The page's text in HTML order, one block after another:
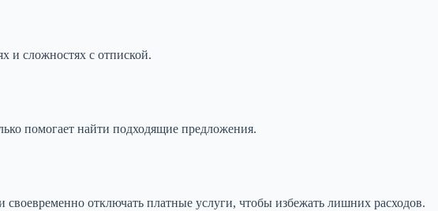
и сложностях с отпиской.
помогает найти подходящие предложения.
отключать платные услуги, чтобы избежать лишних расходов.